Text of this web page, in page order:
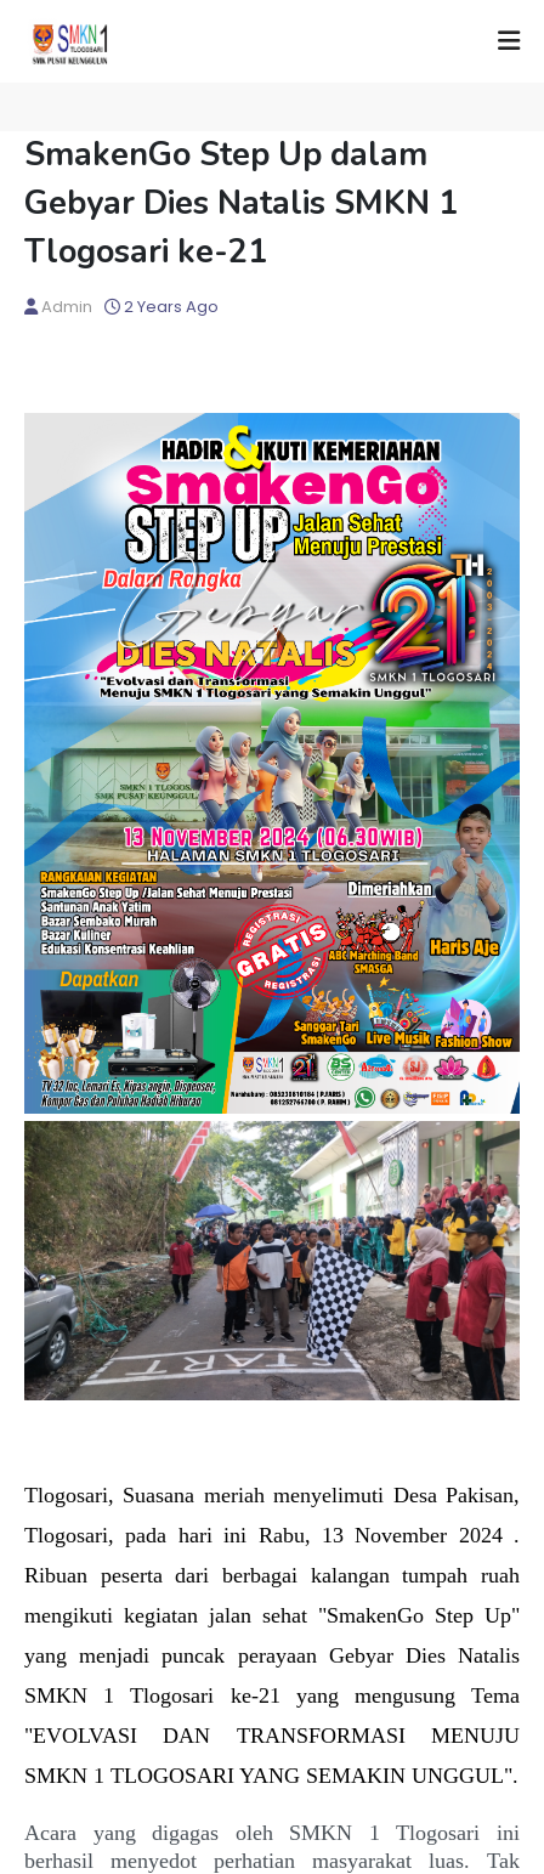
SmakenGo Step Up dalam
Gebyar Dies Natalis SMKN 1
Tlogosari ke-21
Admin 2 Years Ago
Tlogosari, Suasana meriah menyelimuti Desa Pakisan,
Tlogosari, pada hari ini Rabu, 13 November 2024 .
Ribuan peserta dari berbagai kalangan tumpah ruah
mengikuti kegiatan jalan sehat "SmakenGo Step Up"
yang menjadi puncak perayaan Gebyar Dies Natalis
SMKN 1 Tlogosari ke-21 yang mengusung Tema
"EVOLVASI DAN TRANSFORMASI MENUJU
SMKN 1 TLOGOSARI YANG SEMAKIN UNGGUL".
Acara yang digagas oleh SMKN 1 Tlogosari ini
berhasil menyedot perhatian masyarakat luas. Tak